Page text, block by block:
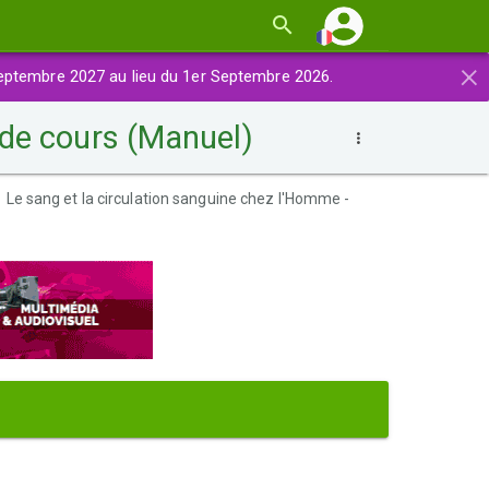
×
2027 au lieu du 1er Septembre 2026.
cours (Manuel)
Le sang et la circulation sanguine chez l'Homme -